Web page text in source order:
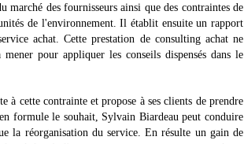
marché des fournisseurs ainsi que des contraintes de
de l'environnement. Il établit ensuite un rapport
achat. Cette prestation de consulting achat ne
pour appliquer les conseils dispensés dans le
cette contrainte et propose à ses clients de prendre
formule le souhait, Sylvain Biardeau peut conduire
la réorganisation du service. En résulte un gain de